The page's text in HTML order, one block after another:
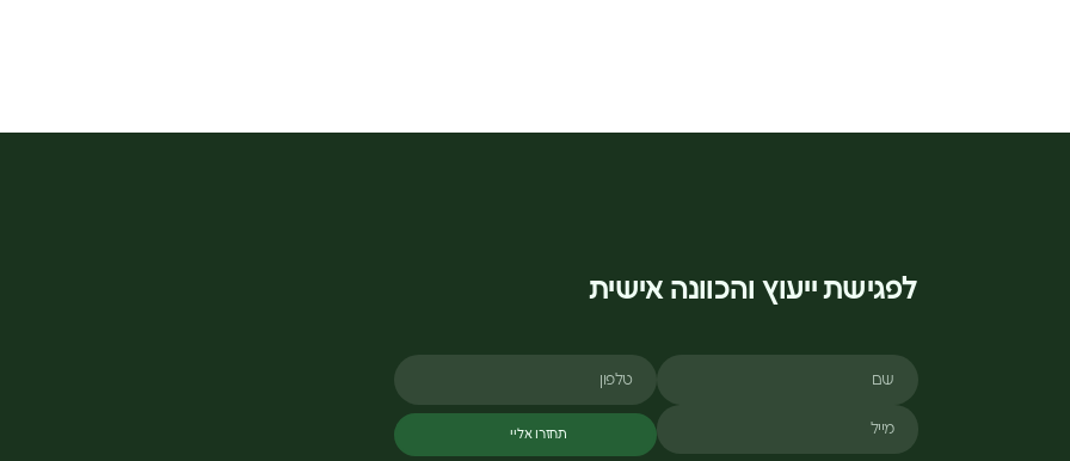
לפגישת ייעוץ והכוונה אישית
שם טלפון
מייל
תחזרו אליי